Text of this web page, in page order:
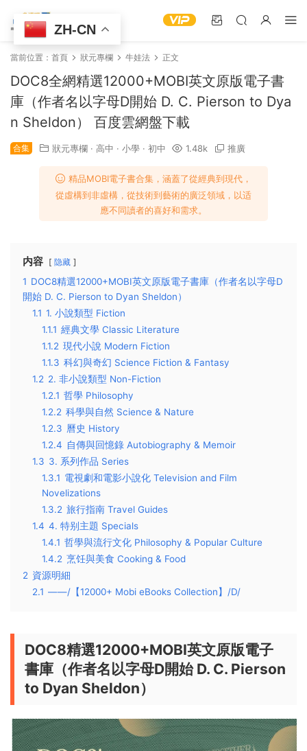
當前位置： 首頁 狀元專欄 牛娃法 正文
DOC8全網精選12000+MOBI英文原版電子書
庫（作者名以字母D開始 D. C. Pierson to Dya
n Sheldon） 百度雲網盤下載
合集 狀元專欄 · 高中 · 小學 · 初中 1.48k 推廣
精品MOBI電子書合集，涵蓋了從經典到現代，
從虛構到非虛構，從技術到藝術的廣泛領域，以适
應不同讀者的喜好和需求。
内容 隐藏
1 DOC8精選12000+MOBI英文原版電子書庫（作者名以字母D
開始 D. C. Pierson to Dyan Sheldon）
1.1 1. 小說類型 Fiction
1.1.1 經典文學 Classic Literature
1.1.2 現代小說 Modern Fiction
1.1.3 科幻與奇幻 Science Fiction & Fantasy
1.2 2. 非小說類型 Non-Fiction
1.2.1 哲學 Philosophy
1.2.2 科學與自然 Science & Nature
1.2.3 曆史 History
1.2.4 自傳與回憶錄 Autobiography & Memoir
1.3 3. 系列作品 Series
1.3.1 電視劇和電影小說化 Television and Film
Novelizations
1.3.2 旅行指南 Travel Guides
1.4 4. 特别主題 Specials
1.4.1 哲學與流行文化 Philosophy & Popular Culture
1.4.2 烹饪與美食 Cooking & Food
2 資源明細
2.1 ——/【12000+ Mobi eBooks Collection】/D/
DOC8精選12000+MOBI英文原版電子
書庫（作者名以字母D開始 D. C. Pierson
to Dyan Sheldon）
ZH-CN